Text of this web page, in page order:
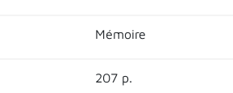
Mémoire
207 p.